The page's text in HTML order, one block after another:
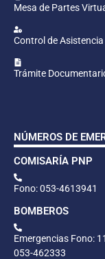
Mesa de Partes
Control de Asistencia
Trámite
NÚMEROS DE
COMISARÍA PNP
Fono: 053-4613941
BOMBEROS
Emergencias Fono:
053-462333